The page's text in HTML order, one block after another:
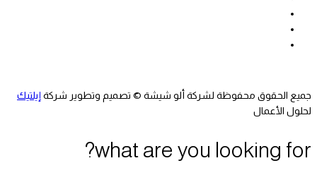
جميع الحقوق محفوظة لشركة ألو شيشة © تصميم وتطوير شركة إيلتيك
لحلول الأعمال
what are you looking for?